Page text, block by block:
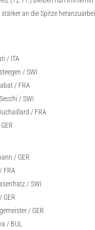
an die Spitze
/ ITA
/ SWI
/ FRA
/ SWI
/ FRA
/ GER
FRA
/ SWI
GER
/ GER
/ BUL